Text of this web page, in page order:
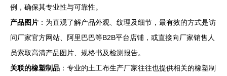
例，确保其专业性与可靠性。
产品图片 ：为直观了解产品外观、纹理及细节，最有效的方式是访
问厂家官方网站、阿里巴巴等B2B平台店铺，或直接向厂家销售人
员索取高清产品图片、规格书及检测报告。
关联的橡塑制品 ：专业的土工布生产厂家往往也提供相关的橡塑制